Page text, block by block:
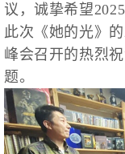
议，诚挚希望
此次《她的光》
峰会召开的热烈
题。